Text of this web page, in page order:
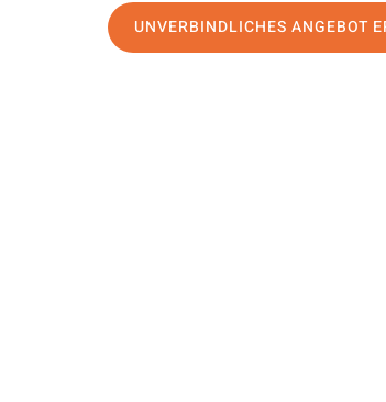
UNVERBINDLICHES ANGEBOT